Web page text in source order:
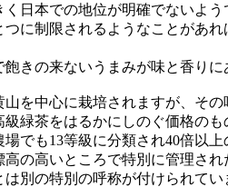
日本での地位が明確でないよう
つに制限されるようなことがあ
飽きの来ないうまみが味と香り
を中心に栽培されますが、そ
緑茶をはるかにしのぐ価格の
でも13等級に分類され40倍以
の高いところで特別に管理さ
別の特別の呼称が付けられてい